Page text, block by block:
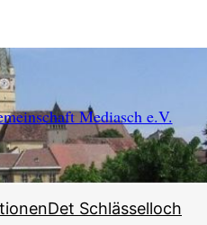
Mediasch e.V.
Det Schlässelloch